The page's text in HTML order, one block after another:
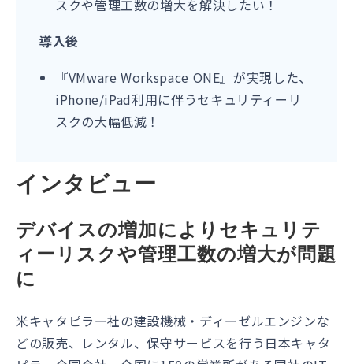
スクや管理工数の増大を解決したい！
導入後
『VMware Workspace ONE』が実現した、
iPhone/iPad利用に伴うセキュリティーリ
スクの大幅低減！
インタビュー
デバイスの増加によりセキュリテ
ィーリスクや管理工数の増大が問題
に
米キャタピラー社の建設機械・ディーゼルエンジンな
どの販売、レンタル、保守サービスを行う日本キャタ